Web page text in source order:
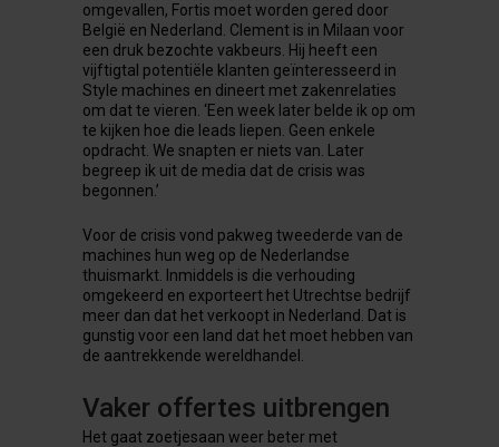
omgevallen, Fortis moet worden gered door
België en Nederland. Clement is in Milaan voor
een druk bezochte vakbeurs. Hij heeft een
vijftigtal potentiële klanten geïnteresseerd in
Style machines en dineert met zakenrelaties
om dat te vieren. ‘Een week later belde ik op om
te kijken hoe die leads liepen. Geen enkele
opdracht. We snapten er niets van. Later
begreep ik uit de media dat de crisis was
begonnen.’
Voor de crisis vond pakweg tweederde van de
machines hun weg op de Nederlandse
thuismarkt. Inmiddels is die verhouding
omgekeerd en exporteert het Utrechtse bedrijf
meer dan dat het verkoopt in Nederland. Dat is
gunstig voor een land dat het moet hebben van
de aantrekkende wereldhandel.
Vaker offertes uitbrengen
Het gaat zoetjesaan weer beter met